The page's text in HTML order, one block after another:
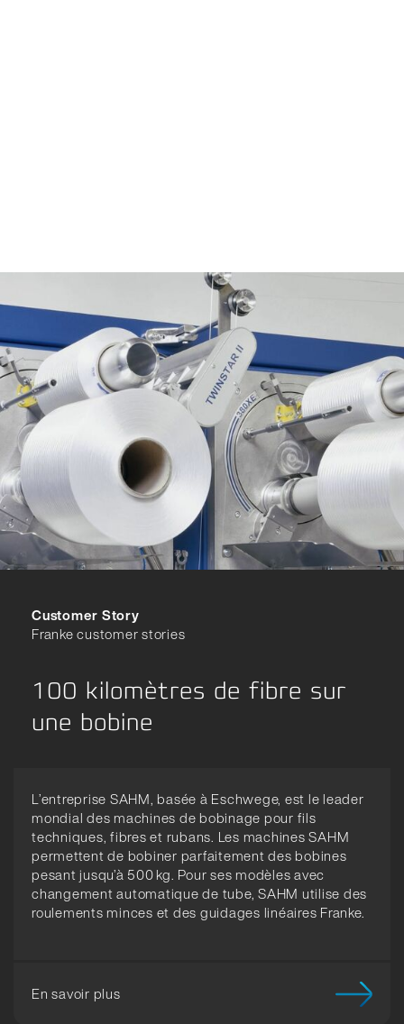
Customer Story
Franke customer stories
100 kilomètres de fibre sur
une bobine
L’entreprise SAHM, basée à Eschwege, est le leader
mondial des machines de bobinage pour fils
techniques, fibres et rubans. Les machines SAHM
permettent de bobiner parfaitement des bobines
pesant jusqu’à 500 kg. Pour ses modèles avec
changement automatique de tube, SAHM utilise des
roulements minces et des guidages linéaires Franke.
En savoir plus